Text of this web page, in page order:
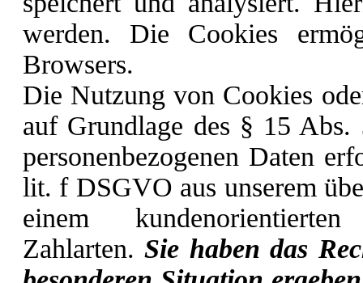
werden. Die Cookies
Browsers.
Die Nutzung von Cookies
auf Grundlage des § 15
personenbezogenen Daten
lit. f DSGVO aus unserem
einem
Zahlarten.Sie haben das